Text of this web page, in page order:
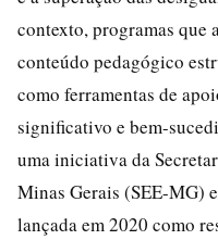
contexto, programas
conteúdo pedagógico
como ferramentas de
significativo e bem-
uma iniciativa da
Minas Gerais (SEE-MG)
lançada em 2020 como